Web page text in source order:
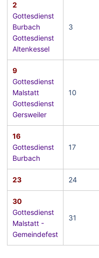
2
Gottesdienst
Burbach
Gottesdienst
Altenkessel
3
9
Gottesdienst
Malstatt
Gottesdienst
Gersweiler
10
16
Gottesdienst
Burbach
17
23 24
30
Gottesdienst
Malstatt -
Gemeindefest
31